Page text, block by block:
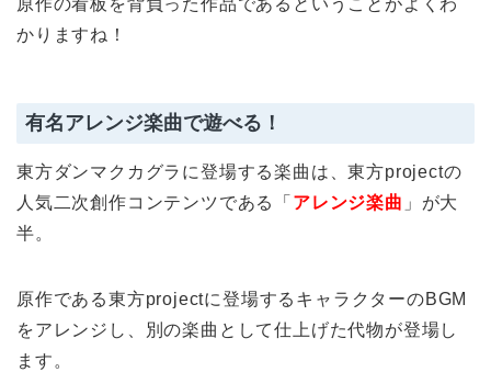
かりますね！
有名アレンジ楽曲で遊べる！
東方ダンマクカグラに登場する楽曲は、東方projectの
人気二次創作コンテンツである「 アレンジ楽曲 」が大
半。
原作である東方projectに登場するキャラクターのBGM
をアレンジし、別の楽曲として仕上げた代物が登場し
ます。